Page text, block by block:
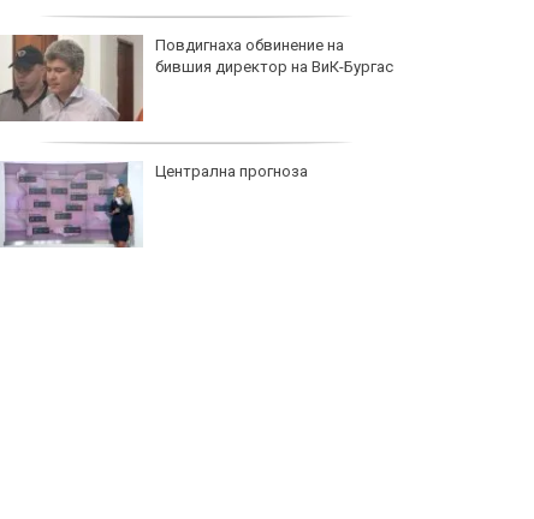
Повдигнаха обвинение на
бившия директор на ВиК-Бургас
Централна прогноза